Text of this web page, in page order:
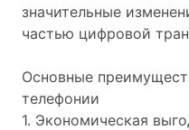
значительные
частью цифровой
Основные
телефонии
1. Экономическая